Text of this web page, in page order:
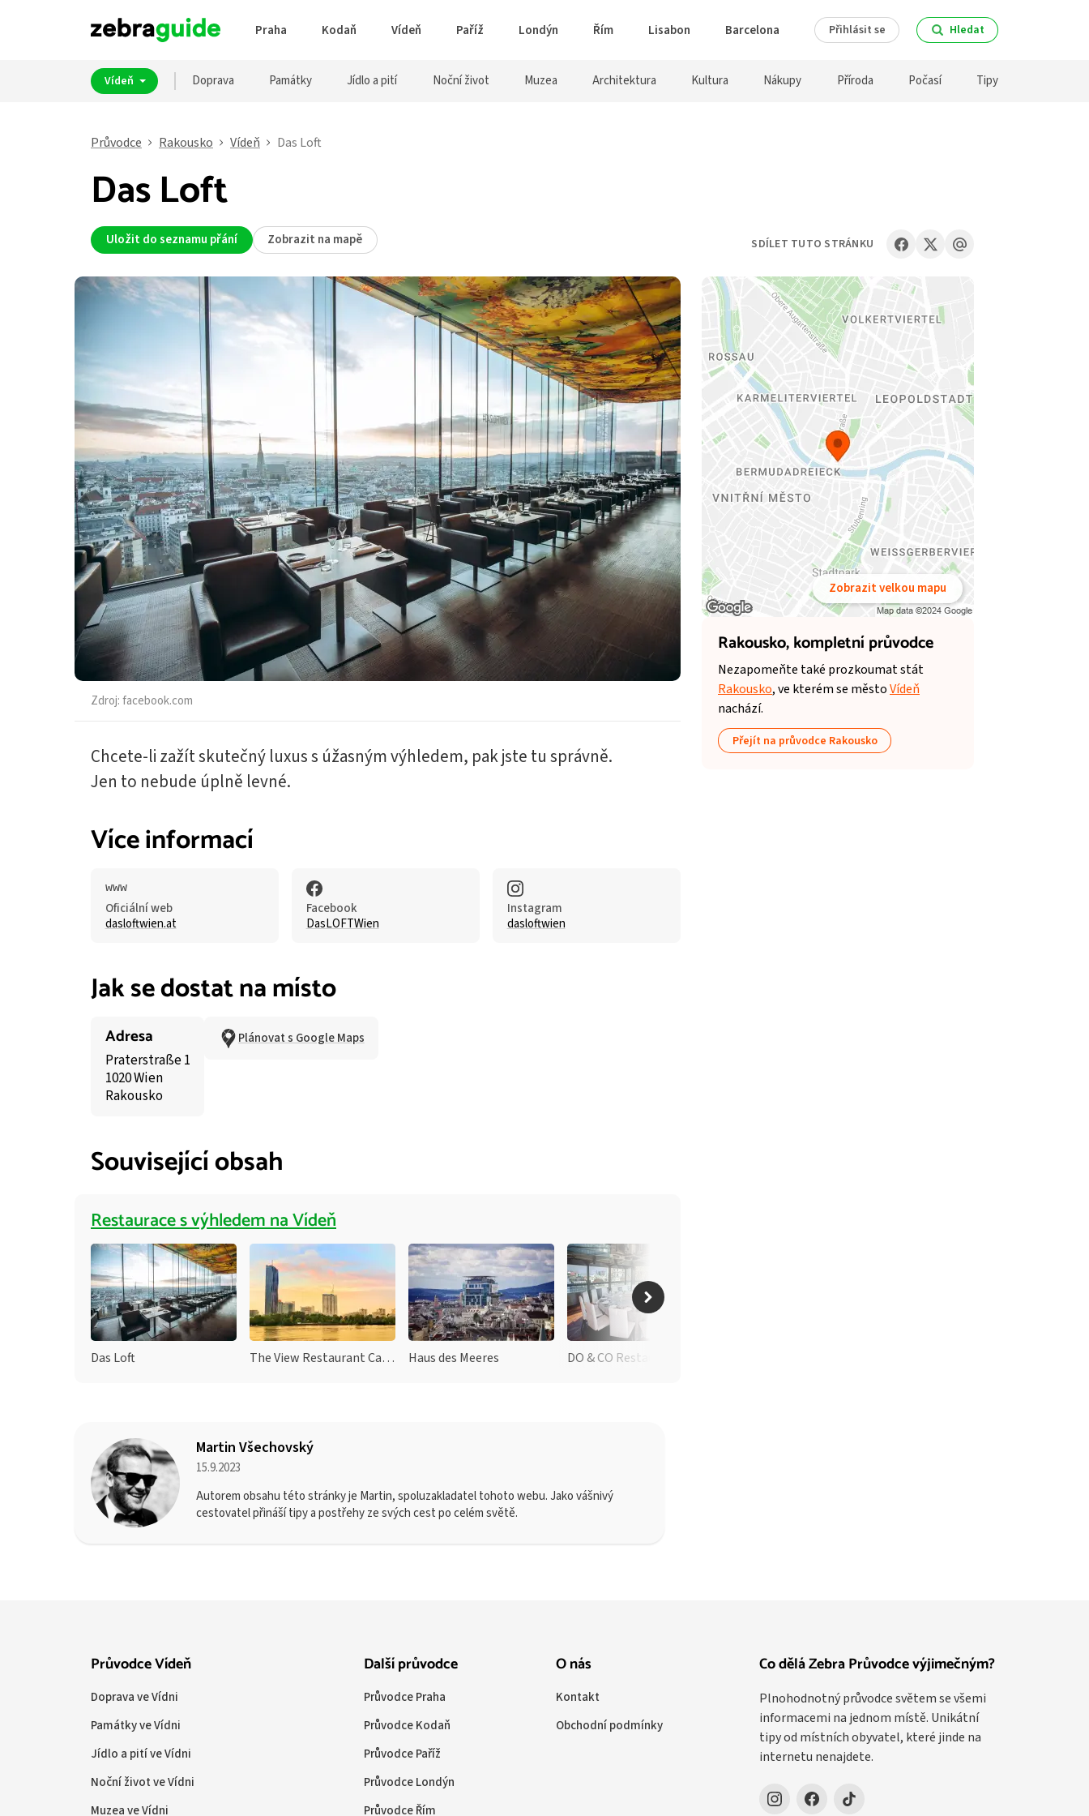
Praha Kodaň Vídeň Paříž Londýn Řím Lisabon Barcelona Přihlásit se Hledat
Vídeň Doprava Památky Jídlo a pití Noční život Muzea Architektura Kultura Nákupy Příroda Počasí Tipy
Průvodce Rakousko Vídeň Das Loft
Das Loft
Uložit do seznamu přání Zobrazit na mapě
Zdroj:facebook.com
Chcete-li zažít skutečný luxus s úžasným výhledem, pak jste tu správně.
Jen to nebude úplně levné.
Více informací
Oficiální web
dasloftwien.at
Facebook
DasLOFTWien
Instagram
dasloftwien
Jak se dostat na místo
Adresa
Praterstraße 1
1020 Wien
Rakousko
Plánovat s Google Maps
Související obsah
Restaurace s výhledem na Vídeň
Das Loft The View Restaurant Cafe Bar Haus des Meeres
Martin Všechovský
15.9.2023
Autorem obsahu této stránky je Martin, spoluzakladatel tohoto webu. Jako vášnivý
cestovatel přináší tipy a postřehy ze svých cest po celém světě.
Zobrazit velkou mapu
Rakousko,kompletní průvodce
Nezapomeňte také prozkoumat stát
Rakousko, ve kterém se městoVídeň
nachází.
Přejít na průvodce Rakousko
SDÍLET TUTO STRÁNKU
Co dělá Zebra Průvodce výjimečným?
Plnohodnotný průvodce světem se všemi
informacemi na jednom místě. Unikátní
tipy od místních obyvatel, které jinde na
internetu nenajdete.
Průvodce Vídeň
Doprava ve Vídni
Památky ve Vídni
Jídlo a pití ve Vídni
Noční život ve Vídni
Muzea ve Vídni
Další průvodce
Průvodce Praha
Průvodce Kodaň
Průvodce Paříž
Průvodce Londýn
Průvodce Řím
O nás
Kontakt
Obchodní podmínky